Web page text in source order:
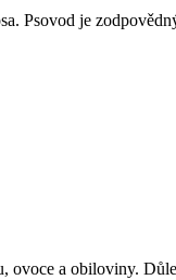
Psovod je
ovoce a obiloviny.